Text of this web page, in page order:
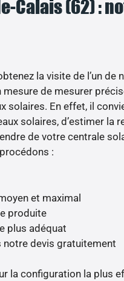
Calais (62) :
la visite de l’un de
de mesurer
solaires. En effet, il
solaires, d’estimer la
de votre centrale
:
et maximal
produite
plus adéquat
notre devis gratuitement
la configuration la plus